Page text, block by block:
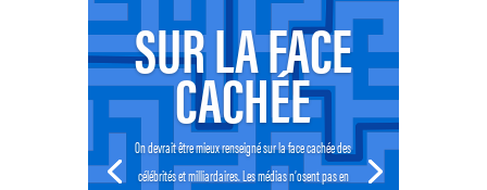
SUR LA FACE
CACHÉE
On devrait être mieux renseigné sur la face cachée des
célébrités et milliardaires. Les médias n’osent pas en